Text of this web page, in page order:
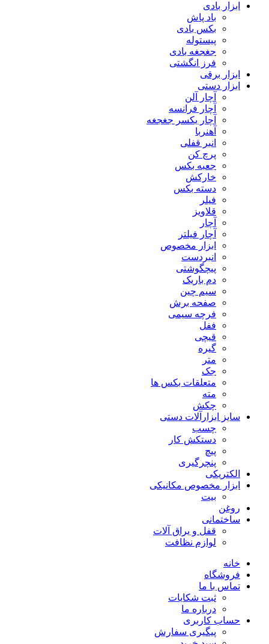
ابزار بادی
باد پاش
بکس بادی
پیستوله
جغجغه بادی
فرز انگشتی
ابزار برقی
ابزار دستی
آچار آلن
آچار فرانسه
آچار یکسر جغجغه
آهنربا
انبر قفلی
پرچ کن
جعبه بکس
خارکش
دسته بکس
فیلر
قلاویز
آچار
آچار فیلتر
ابزار مخصوص
انبردست
پیچگوشتی
دم باریک
سیم چین
صفحه برش
فرچه سیمی
ففل
قیچی
گیره
متر
جک
متعلقات بکس ها
مته
چکش
سایز ابزارآلات دستی
چسب
دستکش کار
پیچ
پنچرگیری
الکتریکی
ابزار مخصوص مکانیکی
بیت
روغن
ساختمانی
قفل و یراق آلات
لوازم نظافت
خانه
فروشگاه
تماس با ما
ثبت شکایات
درباره ما
حساب کاربری
پیگیری سفارش